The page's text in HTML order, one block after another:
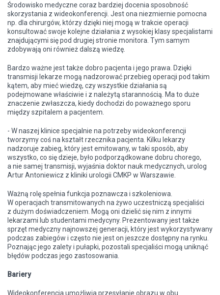
Środowisko medyczne coraz bardziej docenia sposobność
skorzystania z wideokonferencji. Jest ona niezmiernie pomocna
np. dla chirurgów, którzy dzięki niej mogą w trakcie operacji
konsultować swoje kolejne działania z wysokiej klasy specjalistami
znajdującymi się pod drugiej stronie monitora. Tym samym
zdobywają oni również dalszą wiedzę.
Bardzo ważne jest także dobro pacjenta i jego prawa. Dzięki
transmisji lekarze mogą nadzorować przebieg operacji pod takim
kątem, aby mieć wiedzę, czy wszystkie działania są
podejmowane właściwie i z należytą starannością. Ma to duże
znaczenie zwłaszcza, kiedy dochodzi do poważnego sporu
między szpitalem a pacjentem.
- W naszej klinice specjalnie na potrzeby wideokonferencji
tworzymy coś na kształt rzecznika pacjenta. Kilku lekarzy
nadzoruje zabieg, który jest emitowany, w taki sposób, aby
wszystko, co się dzieje, było podporządkowane dobru chorego,
a nie samej transmisji, wyjaśnia doktor nauk medycznych, urolog
Artur Antoniewicz z kliniki urologii CMKP w Warszawie.
Ważną rolę spełnia funkcja poznawcza i szkoleniowa.
W operacjach transmitowanych na żywo uczestniczą specjaliści
z dużym doświadczeniem. Mogą oni dzielić się nim z innymi
lekarzami lub studentami medycyny. Prezentowany jest także
sprzęt medyczny najnowszej generacji, który jest wykorzystywany
podczas zabiegów i często nie jest on jeszcze dostępny na rynku.
Poznając jego zalety i pułapki, pozostali specjaliści mogą uniknąć
błędów podczas jego zastosowania.
Bariery
Wideokonferencja umożliwia przesyłanie obrazu w obu